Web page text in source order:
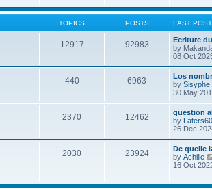
t
p
o
s
t
TOPICS POSTS LAST POST
12917 92983
Ecriture
by
08 Oct
440 6963
Los
by Sisyphe
30 May
2370 12462
question
by Laters60
26 Dec
2030 23924
De quelle
by Achille
16 Oct